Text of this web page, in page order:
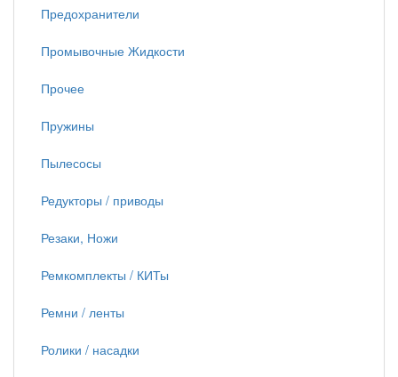
Предохранители
Промывочные Жидкости
Прочее
Пружины
Пылесосы
Редукторы / приводы
Резаки, Ножи
Ремкомплекты / КИТы
Ремни / ленты
Ролики / насадки